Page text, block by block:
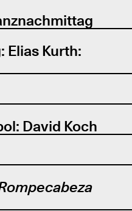
Elias Kurth:
David Koch